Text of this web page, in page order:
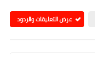
عرض التعليقات والردود